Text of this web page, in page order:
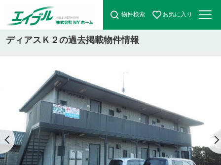
物件検索 お気に入り
ディアスＫ２の過去掲載物件情報